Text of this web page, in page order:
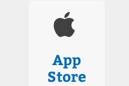
App
Store